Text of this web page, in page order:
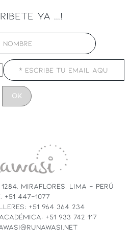
YA ...!
MIRAFLORES, LIMA - PERÚ
+51 447-1077
+51 964 364 234
+51 933 742 117